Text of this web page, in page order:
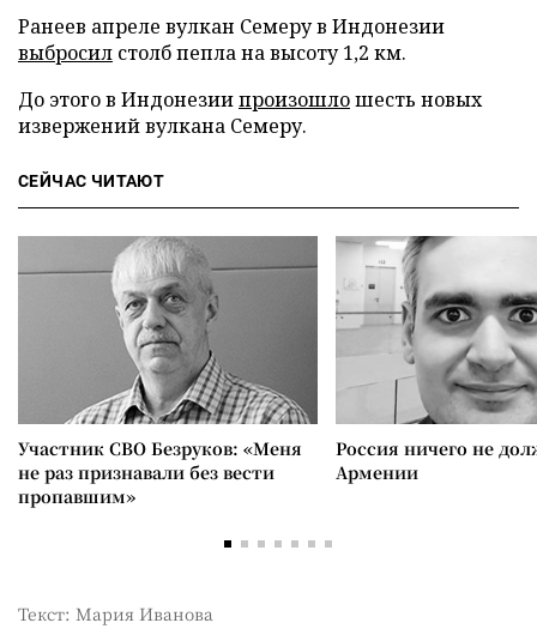
Ранеев апреле вулкан Семеру в Индонезии
выбросил столб пепла на высоту 1,2 км.
До этого в Индонезиипроизошлошесть новых
извержений вулкана Семеру.
СЕЙЧАС ЧИТАЮТ
Участник СВО Безруков: «Меня
не раз признавали без вести
пропавшим»
Россия ничего не
Армении
Текст: Мария Иванова